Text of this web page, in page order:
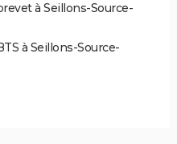
à Seillons-Source-
à Seillons-Source-